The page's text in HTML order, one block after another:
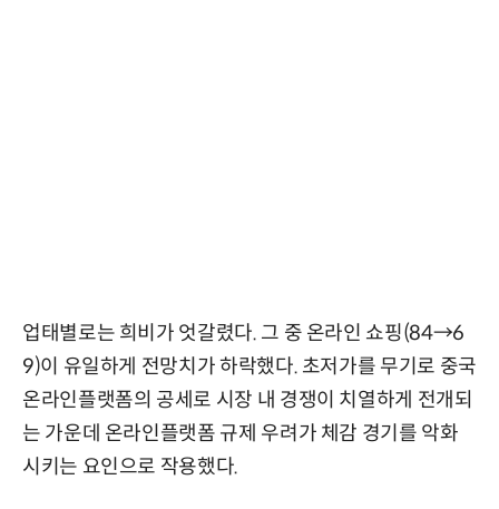
업태별로는 희비가 엇갈렸다. 그 중 온라인 쇼핑(84→6
9)이 유일하게 전망치가 하락했다. 초저가를 무기로 중국
온라인플랫폼의 공세로 시장 내 경쟁이 치열하게 전개되
는 가운데 온라인플랫폼 규제 우려가 체감 경기를 악화
시키는 요인으로 작용했다.